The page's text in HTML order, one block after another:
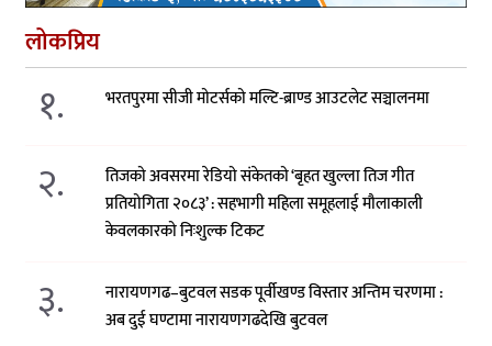
लोकप्रिय
१. भरतपुरमा सीजी मोटर्सको मल्टि-ब्राण्ड आउटलेट सञ्चालनमा
२.
तिजको अवसरमा रेडियो संकेतको ‘बृहत खुल्ला तिज गीत
प्रतियोगिता २०८३’ : सहभागी महिला समूहलाई मौलाकाली
केवलकारको निःशुल्क टिकट
३.
नारायणगढ–बुटवल सडक पूर्वीखण्ड विस्तार अन्तिम चरणमा :
अब दुई घण्टामा नारायणगढदेखि बुटवल